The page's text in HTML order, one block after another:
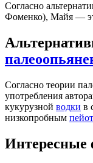
Согласно
Фоменко), Майя —
Согласно теории
употребления
кукурузной водки в
низкопробным
Интересные